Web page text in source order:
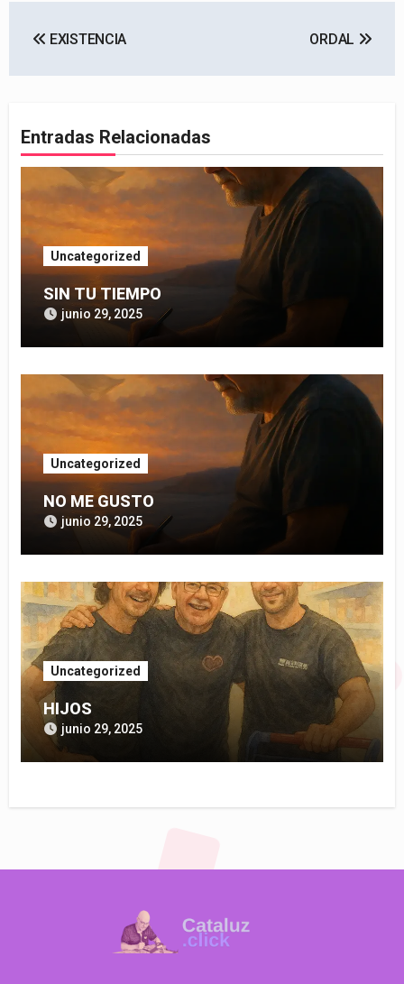
de
EXISTENCIA ORDAL
Entradas Relacionadas
Uncategorized
SIN TU TIEMPO
junio 29, 2025
Uncategorized
NO ME GUSTO
junio 29, 2025
Uncategorized
HIJOS
junio 29, 2025